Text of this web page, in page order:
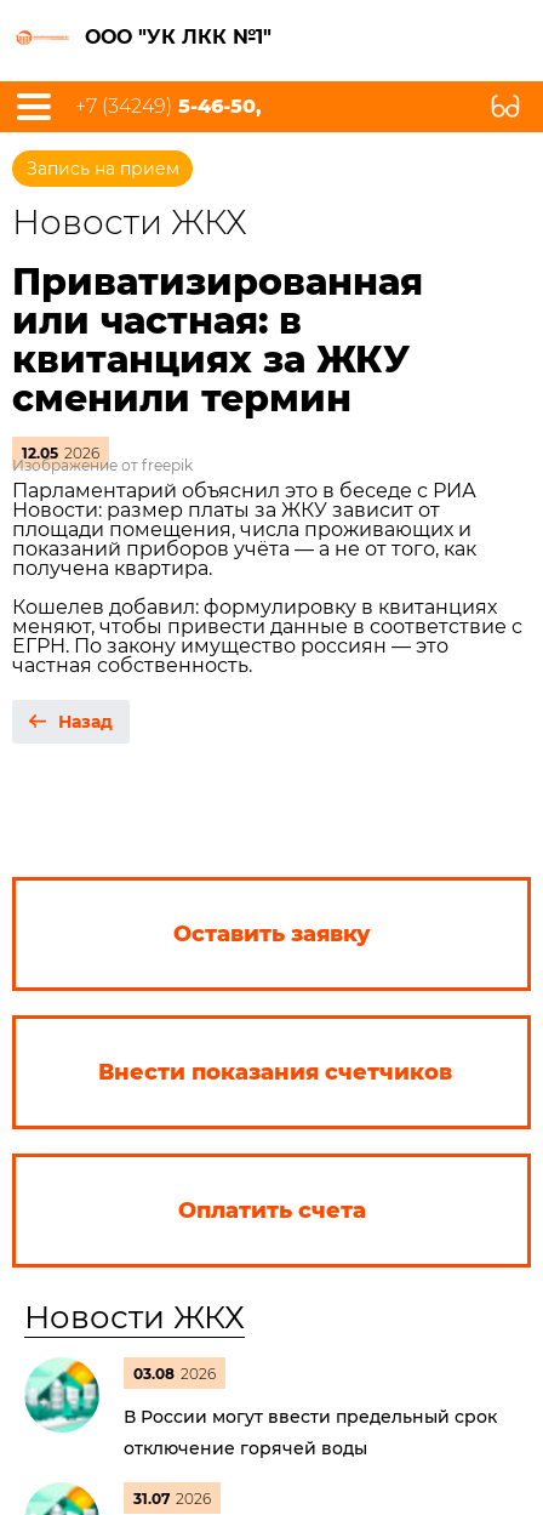
ООО "УК ЛКК №1"
+7 (34249) 5-46-50,
Запись на прием
Новости ЖКХ
Приватизированная
или частная: в
квитанциях за ЖКУ
сменили термин
12.05 2026
Изображение от freepik
Парламентарий объяснил это в беседе с РИА
Новости: размер платы за ЖКУ зависит от
площади помещения, числа проживающих и
показаний приборов учёта — а не от того, как
получена квартира.
Кошелев добавил: формулировку в квитанциях
меняют, чтобы привести данные в соответствие с
ЕГРН. По закону имущество россиян — это
частная собственность.
Назад
Оставить заявку
Внести показания счетчиков
Оплатить счета
Новости ЖКХ
03.08 2026
В России могут ввести предельный срок
отключение горячей воды
31.07 2026